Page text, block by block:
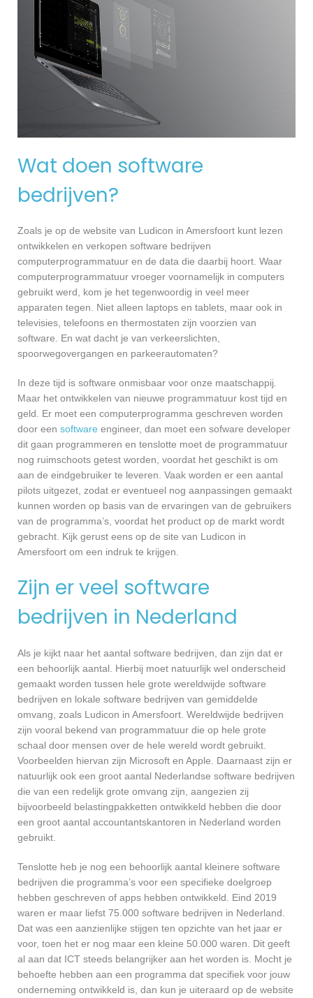
Wat doen software
bedrijven?
Zoals je op de website van Ludicon in Amersfoort kunt lezen
ontwikkelen en verkopen software bedrijven
computerprogrammatuur en de data die daarbij hoort. Waar
computerprogrammatuur vroeger voornamelijk in computers
gebruikt werd, kom je het tegenwoordig in veel meer
apparaten tegen. Niet alleen laptops en tablets, maar ook in
televisies, telefoons en thermostaten zijn voorzien van
software. En wat dacht je van verkeerslichten,
spoorwegovergangen en parkeerautomaten?
In deze tijd is software onmisbaar voor onze maatschappij.
Maar het ontwikkelen van nieuwe programmatuur kost tijd en
geld. Er moet een computerprogramma geschreven worden
door een software engineer, dan moet een sofware developer
dit gaan programmeren en tenslotte moet de programmatuur
nog ruimschoots getest worden, voordat het geschikt is om
aan de eindgebruiker te leveren. Vaak worden er een aantal
pilots uitgezet, zodat er eventueel nog aanpassingen gemaakt
kunnen worden op basis van de ervaringen van de gebruikers
van de programma’s, voordat het product op de markt wordt
gebracht. Kijk gerust eens op de site van Ludicon in
Amersfoort om een indruk te krijgen.
Zijn er veel software
bedrijven in Nederland
Als je kijkt naar het aantal software bedrijven, dan zijn dat er
een behoorlijk aantal. Hierbij moet natuurlijk wel onderscheid
gemaakt worden tussen hele grote wereldwijde software
bedrijven en lokale software bedrijven van gemiddelde
omvang, zoals Ludicon in Amersfoort. Wereldwijde bedrijven
zijn vooral bekend van programmatuur die op hele grote
schaal door mensen over de hele wereld wordt gebruikt.
Voorbeelden hiervan zijn Microsoft en Apple. Daarnaast zijn er
natuurlijk ook een groot aantal Nederlandse software bedrijven
die van een redelijk grote omvang zijn, aangezien zij
bijvoorbeeld belastingpakketten ontwikkeld hebben die door
een groot aantal accountantskantoren in Nederland worden
gebruikt.
Tenslotte heb je nog een behoorlijk aantal kleinere software
bedrijven die programma’s voor een specifieke doelgroep
hebben geschreven of apps hebben ontwikkeld. Eind 2019
waren er maar liefst 75.000 software bedrijven in Nederland.
Dat was een aanzienlijke stijgen ten opzichte van het jaar er
voor, toen het er nog maar een kleine 50.000 waren. Dit geeft
al aan dat ICT steeds belangrijker aan het worden is. Mocht je
behoefte hebben aan een programma dat specifiek voor jouw
onderneming ontwikkeld is, dan kun je uiteraard op de website